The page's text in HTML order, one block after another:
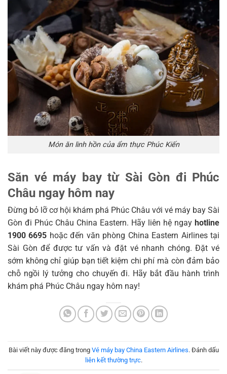
Món ăn linh hồn của ẩm thực Phúc Kiến
Săn vé máy bay từ Sài Gòn đi Phúc
Châu ngay hôm nay
Đừng bỏ lỡ cơ hội khám phá Phúc Châu với vé máy bay Sài
Gòn đi Phúc Châu China Eastern. Hãy liên hệ ngay hotline
1900 6695 hoặc đến văn phòng China Eastern Airlines tại
Sài Gòn để được tư vấn và đặt vé nhanh chóng. Đặt vé
sớm không chỉ giúp bạn tiết kiệm chi phí mà còn đảm bảo
chỗ ngồi lý tưởng cho chuyến đi. Hãy bắt đầu hành trình
khám phá Phúc Châu ngay hôm nay!
Bài viết này được đăng trong Vé máy bay China Eastern Airlines. Đánh dấu
liên kết thường trực.